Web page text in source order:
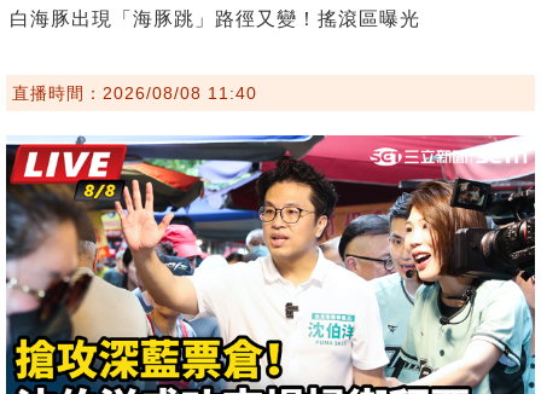
白海豚出現「海豚跳」路徑又變！搖滾區曝光
直播時間：2026/08/08 11:40